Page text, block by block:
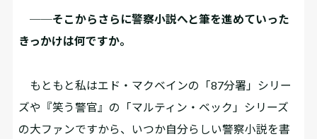
──そこからさらに警察小説へと筆を進めていった
きっかけは何ですか。
もともと私はエド・マクベインの「87分署」シリー
ズや『笑う警官』の「マルティン・ベック」シリーズ
の大ファンですから、いつか自分らしい警察小説を書